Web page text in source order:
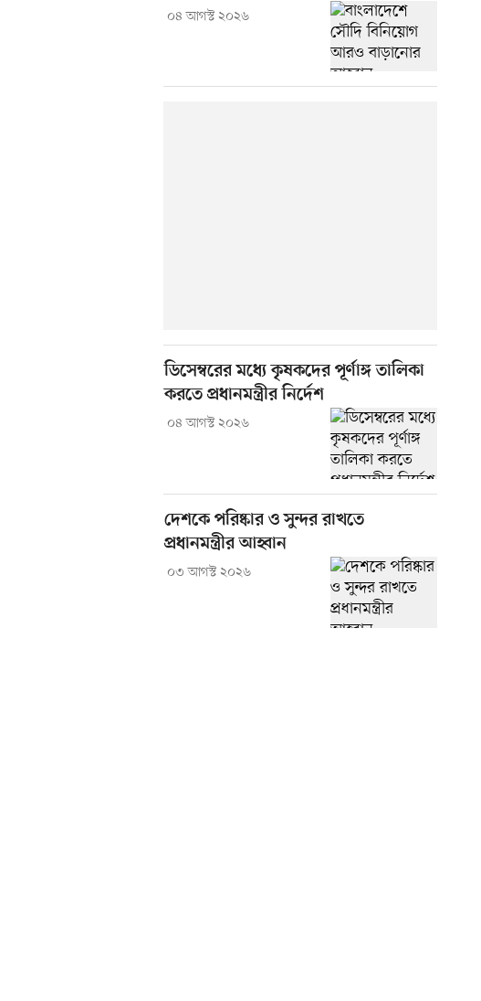
০৪ আগস্ট ২০২৬
ডিসেম্বরের মধ্যে কৃষকদের পূর্ণাঙ্গ তালিকা
করতে প্রধানমন্ত্রীর নির্দেশ
০৪ আগস্ট ২০২৬
দেশকে পরিষ্কার ও সুন্দর রাখতে
প্রধানমন্ত্রীর আহ্বান
০৩ আগস্ট ২০২৬